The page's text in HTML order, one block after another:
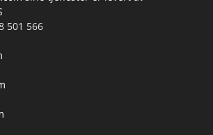
501 566